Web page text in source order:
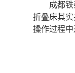
成都铁
折叠床其
操作过程